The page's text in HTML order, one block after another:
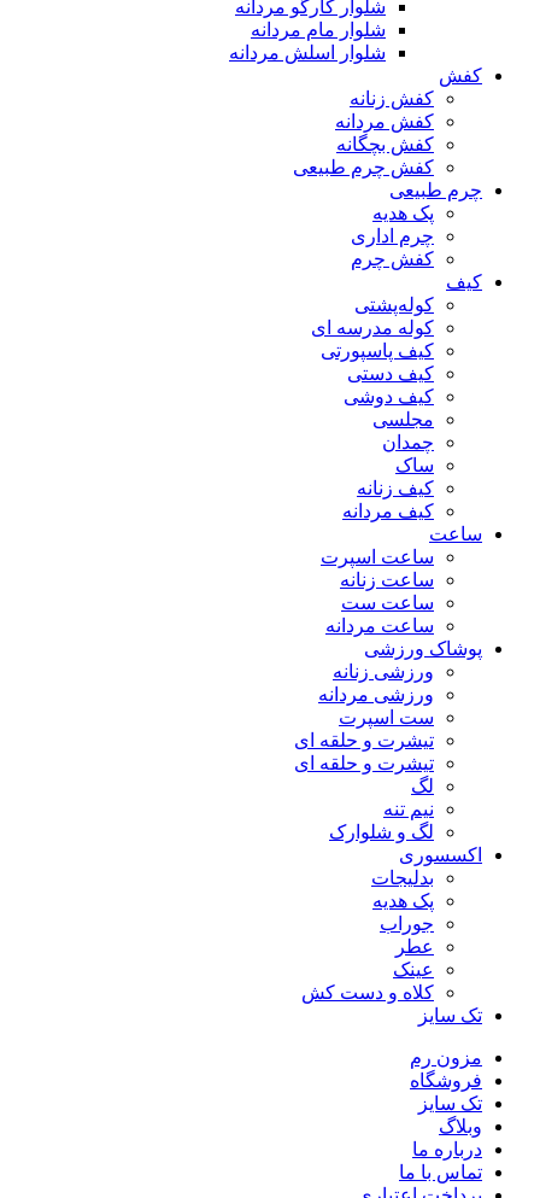
شلوار کارگو مردانه
شلوار مام مردانه
شلوار اسلش مردانه
کفش
کفش زنانه
کفش مردانه
کفش بچگانه
کفش چرم طبیعی
چرم طبیعی
پک هدیه
چرم اداری
کفش چرم
کیف
کوله‌پشتی
کوله مدرسه ای
کیف پاسپورتی
کیف دستی
کیف دوشی
مجلسی
چمدان
ساک
کیف زنانه
کیف مردانه
ساعت
ساعت اسپرت
ساعت زنانه
ساعت ست
ساعت مردانه
پوشاک ورزشی
ورزشی زنانه
ورزشی مردانه
ست اسپرت
تیشرت و حلقه ای
تیشرت و حلقه ای
لگ
نیم تنه
لگ و شلوارک
اکسسوری
بدلیجات
پک هدیه
جوراب
عطر
عینک
کلاه و دست کش
تک سایز
مزون رم
فروشگاه
تک سایز
وبلاگ
درباره ما
تماس با ما